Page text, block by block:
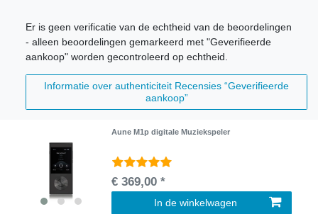
Er is geen verificatie van de echtheid van de beoordelingen
- alleen beoordelingen gemarkeerd met "Geverifieerde
aankoop" worden gecontroleerd op echtheid.
Informatie over authenticiteit Recensies “Geverifieerde
aankoop”
Aune M1p digitale Muziekspeler
€ 369,00 *
In de winkelwagen